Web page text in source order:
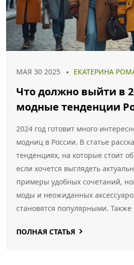
МАЯ 30 2025 ЕКАТЕРИНА
Что должно выйти в
модные тенденции
2024 год готовит много
модниц в России. В статье
тенденциях, на которые стоит
если хочется выглядеть
примеры удобных сочетаний,
моды и неожиданных
становятся популярными. Также
трендовых образов без лишних
ПОЛНАЯ СТАТЬЯ